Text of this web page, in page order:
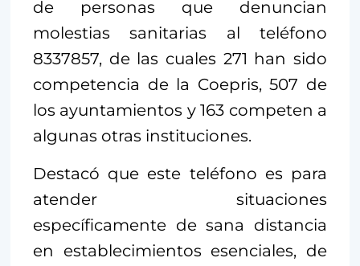
de personas que denuncian
molestias sanitarias al teléfono
8337857, de las cuales 271 han sido
competencia de la Coepris, 507 de
los ayuntamientos y 163 competen a
algunas otras instituciones.
Destacó que este teléfono es para
atender situaciones
específicamente de sana distancia
en establecimientos esenciales, de